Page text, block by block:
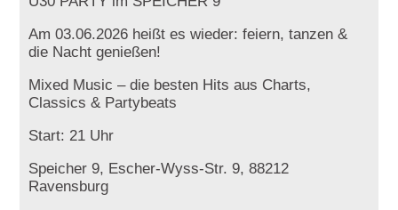
Am 03.06.2026 heißt es wieder: feiern, tanzen &
die Nacht genießen!
Mixed Music – die besten Hits aus Charts,
Classics & Partybeats
Start: 21 Uhr
Speicher 9, Escher-Wyss-Str. 9, 88212
Ravensburg